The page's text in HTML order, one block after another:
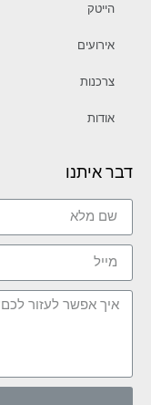
הייטק
אירועים
צרכנות
אודות
דבר איתנו